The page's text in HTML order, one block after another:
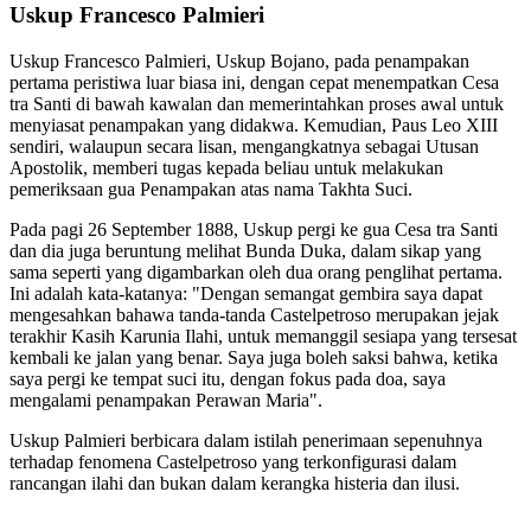
Uskup Francesco Palmieri
Uskup Francesco Palmieri, Uskup Bojano, pada penampakan
pertama peristiwa luar biasa ini, dengan cepat menempatkan Cesa
tra Santi di bawah kawalan dan memerintahkan proses awal untuk
menyiasat penampakan yang didakwa. Kemudian, Paus Leo XIII
sendiri, walaupun secara lisan, mengangkatnya sebagai Utusan
Apostolik, memberi tugas kepada beliau untuk melakukan
pemeriksaan gua Penampakan atas nama Takhta Suci.
Pada pagi 26 September 1888, Uskup pergi ke gua Cesa tra Santi
dan dia juga beruntung melihat Bunda Duka, dalam sikap yang
sama seperti yang digambarkan oleh dua orang penglihat pertama.
Ini adalah kata-katanya: "Dengan semangat gembira saya dapat
mengesahkan bahawa tanda-tanda Castelpetroso merupakan jejak
terakhir Kasih Karunia Ilahi, untuk memanggil sesiapa yang tersesat
kembali ke jalan yang benar. Saya juga boleh saksi bahwa, ketika
saya pergi ke tempat suci itu, dengan fokus pada doa, saya
mengalami penampakan Perawan Maria".
Uskup Palmieri berbicara dalam istilah penerimaan sepenuhnya
terhadap fenomena Castelpetroso yang terkonfigurasi dalam
rancangan ilahi dan bukan dalam kerangka histeria dan ilusi.